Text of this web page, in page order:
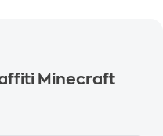
Minecraft